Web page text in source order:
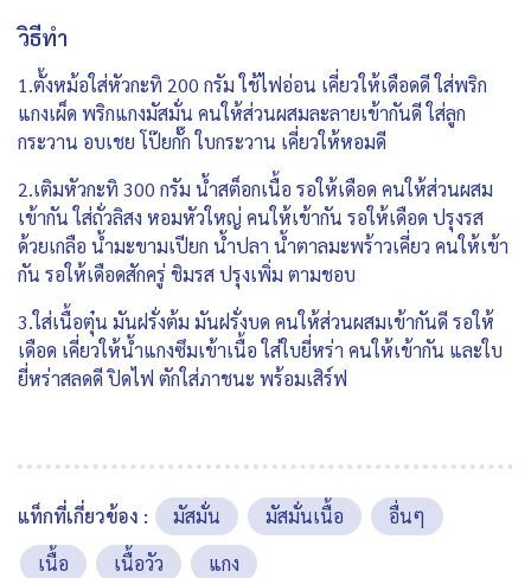
วิธีทำ
1.ตั้งหม้อใส่หัวกะทิ 200 กรัม ใช้ไฟอ่อน เคี่ยวให้เดือดดี ใส่พริก
แกงเผ็ด พริกแกงมัสมั่น คนให้ส่วนผสมละลายเข้ากันดี ใส่ลูก
กระวาน อบเชย โป๊ยกั๊ก ใบกระวาน เคี่ยวให้หอมดี
2.เติมหัวกะทิ 300 กรัม น้ำสต็อกเนื้อ รอให้เดือด คนให้ส่วนผสม
เข้ากัน ใส่ถั่วลิสง หอมหัวใหญ่ คนให้เข้ากัน รอให้เดือด ปรุงรส
ด้วยเกลือ น้ำมะขามเปียก น้ำปลา น้ำตาลมะพร้าวเคี่ยว คนให้เข้า
กัน รอให้เดือดสักครู่ ชิมรส ปรุงเพิ่ม ตามชอบ
3.ใส่เนื้อตุ๋น มันฝรั่งต้ม มันฝรั่งบด คนให้ส่วนผสมเข้ากันดี รอให้
เดือด เคี่ยวให้น้ำแกงซึมเข้าเนื้อ ใส่ใบยี่หร่า คนให้เข้ากัน และใบ
ยี่หร่าสลดดี ปิดไฟ ตักใส่ภาชนะ พร้อมเสิร์ฟ
แท็กที่เกี่ยวข้อง : มัสมั่น มัสมั่นเนื้อ
อื่นๆ
เนื้อ
เนื้อวัว
แกง